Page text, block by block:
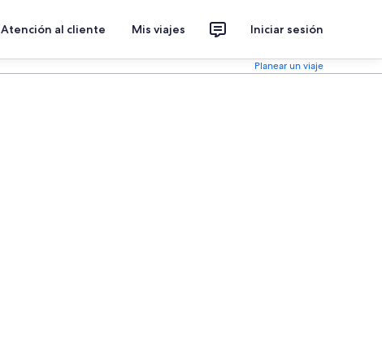
Atención al cliente Mis viajes Iniciar sesión
Planear un viaje